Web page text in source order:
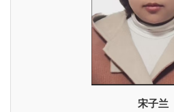
宋子兰